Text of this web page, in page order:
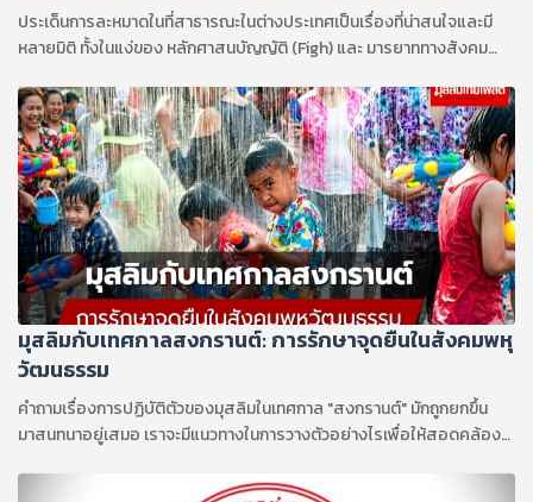
ประเด็นการละหมาดในที่สาธารณะในต่างประเทศเป็นเรื่องที่น่าสนใจและมี
หลายมิติ ทั้งในแง่ของ หลักศาสนบัญญัติ (Figh) และ มารยาททางสังคม
มุสลิมกับเทศกาลสงกรานต์: การรักษาจุดยืนในสังคมพหุ
วัฒนธรรม
คำถามเรื่องการปฏิบัติตัวของมุสลิมในเทศกาล "สงกรานต์" มักถูกยกขึ้น
มาสนทนาอยู่เสมอ เราจะมีแนวทางในการวางตัวอย่างไรเพื่อให้สอดคล้อง